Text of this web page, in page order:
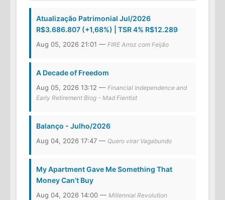
Atualização Patrimonial Jul/2026
R$3.686.807 (+1,68%) | TSR 4% R$12.289
Aug 05, 2026 21:01 — FIRE Arroz com Feijão
A Decade of Freedom
Aug 05, 2026 13:12 — Financial Independence and
Early Retirement Blog - Mad Fientist
Balanço - Julho/2026
Aug 04, 2026 17:47 — Quero virar Vagabundo
My Apartment Gave Me Something That
Money Can’t Buy
Aug 04, 2026 14:00 — Millennial Revolution